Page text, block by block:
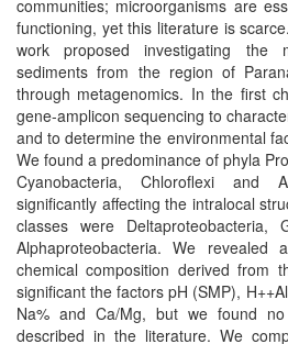
communities; microorganisms are
functioning, yet this literature is
work proposed investigating the
sediments from the region of
through metagenomics. In the first
gene-amplicon sequencing to
and to determine the environmental
We found a predominance of phyla
Cyanobacteria, Chloroflexi and
significantly affecting the intralocal
classes were Deltaproteobacteria,
Alphaproteobacteria. We
chemical composition derived from
significant the factors pH (SMP),
Na% and Ca/Mg, but we found
described in the literature. We